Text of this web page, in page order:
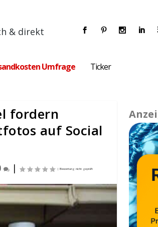
& direkt
Umfrage Ticker
fordern
auf Social
|